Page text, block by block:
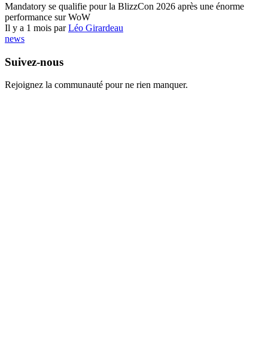
Mandatory se qualifie pour la BlizzCon 2026 après une énorme
performance sur WoW
Il y a 1 mois parLéo Girardeau
news
Suivez-nous
Rejoignez la communauté pour ne rien manquer.